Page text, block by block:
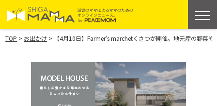
TOP > お出かけ > 【4月10日】Farmer’s marchetくさつが開催。地元産の野菜